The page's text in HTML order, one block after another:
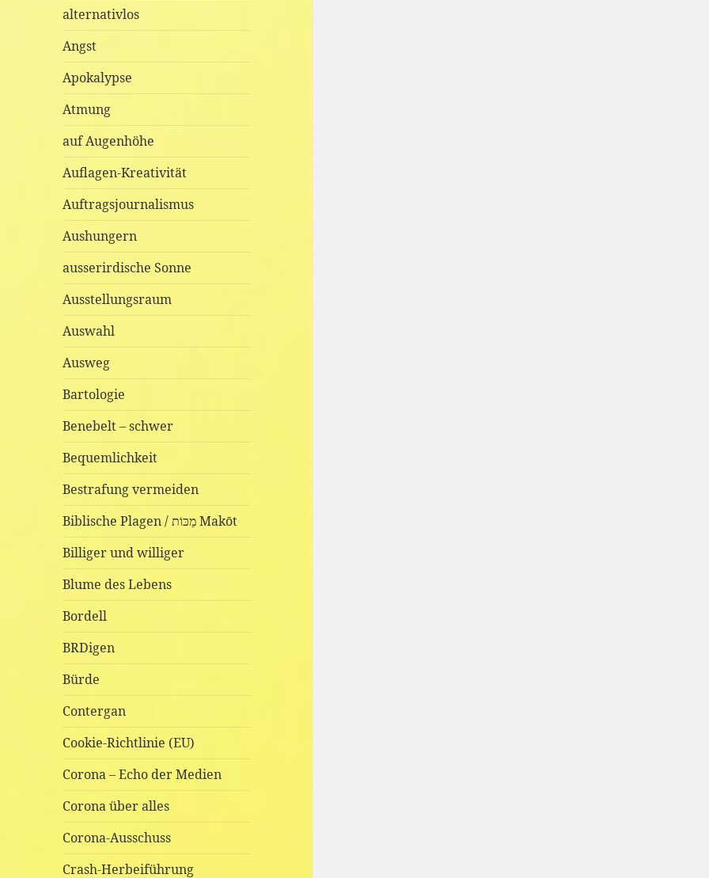
alternativlos
Angst
Apokalypse
Atmung
auf Augenhöhe
Auflagen-Kreativität
Auftragsjournalismus
Aushungern
ausserirdische Sonne
Ausstellungsraum
Auswahl
Ausweg
Bartologie
Benebelt – schwer
Bequemlichkeit
Bestrafung vermeiden
Biblische Plagen / מַכּוֹת Makōt
Billiger und williger
Blume des Lebens
Bordell
BRDigen
Bürde
Contergan
Cookie-Richtlinie (EU)
Corona – Echo der Medien
Corona über alles
Corona-Ausschuss
Crash-Herbeiführung